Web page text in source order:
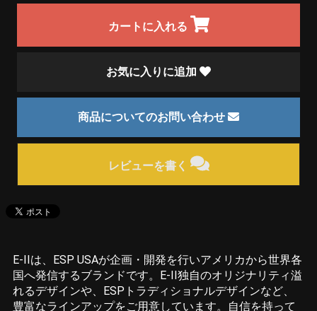
カートに入れる
お気に入りに追加
商品についてのお問い合わせ
レビューを書く
E-IIは、ESP USAが企画・開発を行いアメリカから世界各
国へ発信するブランドです。E-II独自のオリジナリティ溢
れるデザインや、ESPトラディショナルデザインなど、
豊富なラインアップをご用意しています。自信を持って